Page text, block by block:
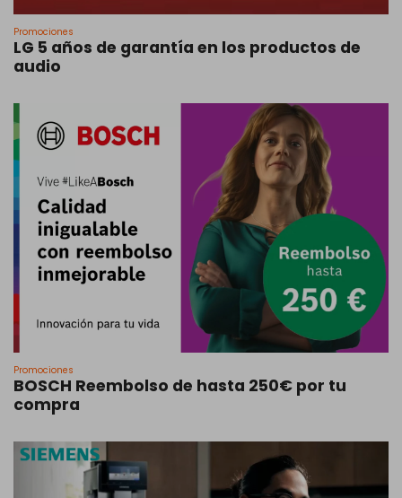
Promociones
LG 5 años de garantía en los productos de
audio
Promociones
BOSCH Reembolso de hasta 250€ por tu
compra